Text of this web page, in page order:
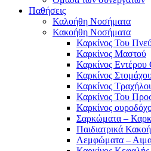
Παθήσεις
Καλοήθη Νοσήματα
Κακοήθη Νοσήματα
Καρκίνος Του
Καρκίνος Μαστού
Καρκίνος
Καρκίνος
Καρκίνος
Καρκίνος Του
Καρκίνος
Σαρκώματα –
Παιδιατρικά
Λεμφώματα –